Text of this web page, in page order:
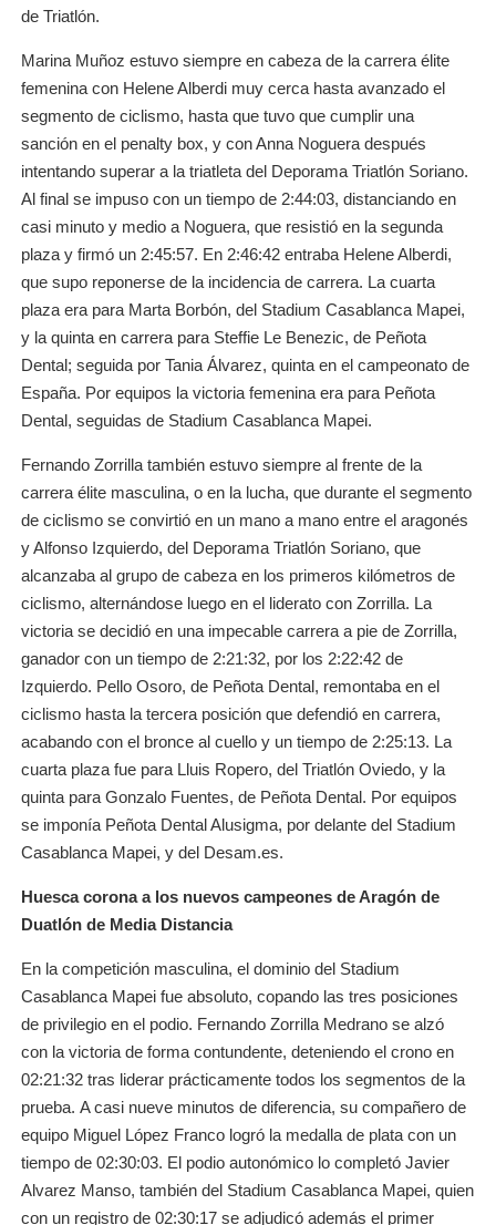
de Triatlón.
Marina Muñoz estuvo siempre en cabeza de la carrera élite
femenina con Helene Alberdi muy cerca hasta avanzado el
segmento de ciclismo, hasta que tuvo que cumplir una
sanción en el penalty box, y con Anna Noguera después
intentando superar a la triatleta del Deporama Triatlón Soriano.
Al final se impuso con un tiempo de 2:44:03, distanciando en
casi minuto y medio a Noguera, que resistió en la segunda
plaza y firmó un 2:45:57. En 2:46:42 entraba Helene Alberdi,
que supo reponerse de la incidencia de carrera. La cuarta
plaza era para Marta Borbón, del Stadium Casablanca Mapei,
y la quinta en carrera para Steffie Le Benezic, de Peñota
Dental; seguida por Tania Álvarez, quinta en el campeonato de
España. Por equipos la victoria femenina era para Peñota
Dental, seguidas de Stadium Casablanca Mapei.
Fernando Zorrilla también estuvo siempre al frente de la
carrera élite masculina, o en la lucha, que durante el segmento
de ciclismo se convirtió en un mano a mano entre el aragonés
y Alfonso Izquierdo, del Deporama Triatlón Soriano, que
alcanzaba al grupo de cabeza en los primeros kilómetros de
ciclismo, alternándose luego en el liderato con Zorrilla. La
victoria se decidió en una impecable carrera a pie de Zorrilla,
ganador con un tiempo de 2:21:32, por los 2:22:42 de
Izquierdo. Pello Osoro, de Peñota Dental, remontaba en el
ciclismo hasta la tercera posición que defendió en carrera,
acabando con el bronce al cuello y un tiempo de 2:25:13. La
cuarta plaza fue para Lluis Ropero, del Triatlón Oviedo, y la
quinta para Gonzalo Fuentes, de Peñota Dental. Por equipos
se imponía Peñota Dental Alusigma, por delante del Stadium
Casablanca Mapei, y del Desam.es.
Huesca corona a los nuevos campeones de Aragón de
Duatlón de Media Distancia
En la competición masculina, el dominio del Stadium
Casablanca Mapei fue absoluto, copando las tres posiciones
de privilegio en el podio. Fernando Zorrilla Medrano se alzó
con la victoria de forma contundente, deteniendo el crono en
02:21:32 tras liderar prácticamente todos los segmentos de la
prueba. A casi nueve minutos de diferencia, su compañero de
equipo Miguel López Franco logró la medalla de plata con un
tiempo de 02:30:03. El podio autonómico lo completó Javier
Alvarez Manso, también del Stadium Casablanca Mapei, quien
con un registro de 02:30:17 se adjudicó además el primer